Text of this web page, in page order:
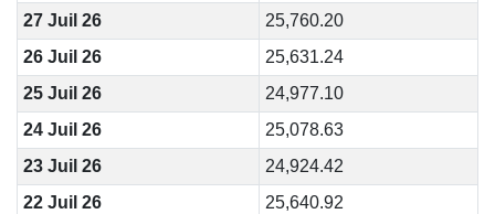
27 Juil 26
25,760.20
26 Juil 26
25,631.24
25 Juil 26
24,977.10
24 Juil 26
25,078.63
23 Juil 26
24,924.42
22 Juil 26
25,640.92